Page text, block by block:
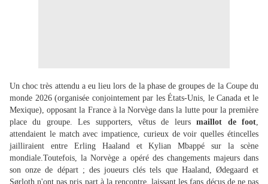
Un choc très attendu a eu lieu lors de la phase de groupes de la Coupe du
monde 2026 (organisée conjointement par les États-Unis, le Canada et le
Mexique), opposant la France à la Norvège dans la lutte pour la première
place du groupe. Les supporters, vêtus de leursmaillot de foot,
attendaient le match avec impatience, curieux de voir quelles étincelles
jailliraient entre Erling Haaland et Kylian Mbappé sur la scène
mondiale.Toutefois, la Norvège a opéré des changements majeurs dans
son onze de départ ; des joueurs clés tels que Haaland, Ødegaard et
Sørloth n'ont pas pris part à la rencontre, laissant les fans déçus de ne pas